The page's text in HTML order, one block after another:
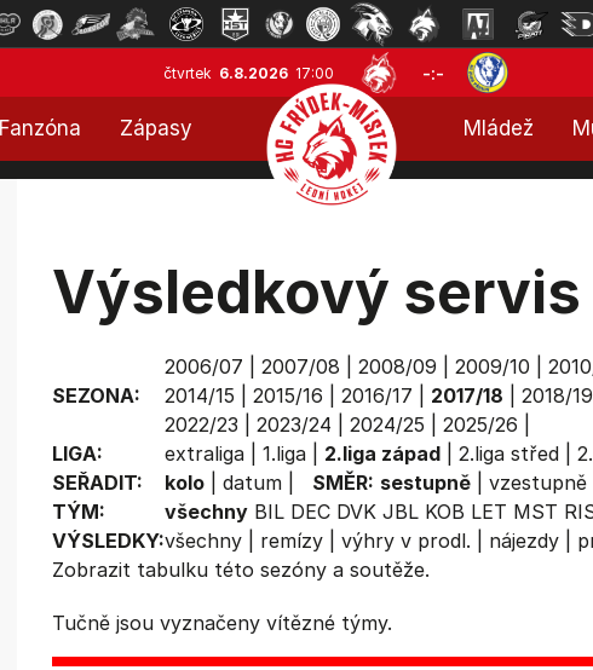
čtvrtek 6.8.2026 17:00 -:-
Fanzóna Zápasy Mládež
Výsledkový servis
SEZONA:
2006/07 2007/08 2008/09 2009/10
2014/15
2015/16 2016/17 2017/18 2018/19
2022/23
2023/24 2024/25 2025/26
LIGA:
extraliga| 1.liga| 2.liga západ| 2.liga střed|
SEŘADIT:
kolo| datum| SMĚR: sestupně| vzestupně|
TÝM:
všechny BIL DEC DVK JBL KOB LET MST
VÝSLEDKY:všechny| remízy| výhry v prodl. nájezdy|
Zobrazit tabulkutéto sezóny a soutěže.
Tučně jsou vyznačeny vítězné týmy.